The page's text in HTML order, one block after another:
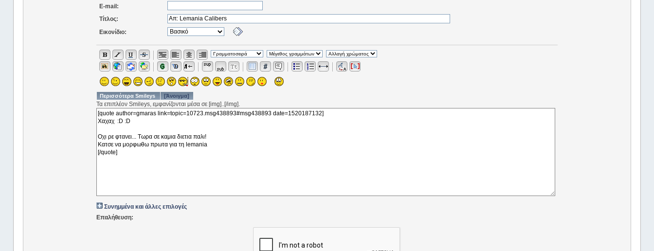
E-mail:
Τίτλος:
Εικονίδιο:
Περισσότερα Smileys [Άνοιγμα]
Τα επιπλέον Smileys, εμφανίζονται μέσα σε [img]..[/img].
Συνημμένα και άλλες επιλογές
Επαλήθευση: